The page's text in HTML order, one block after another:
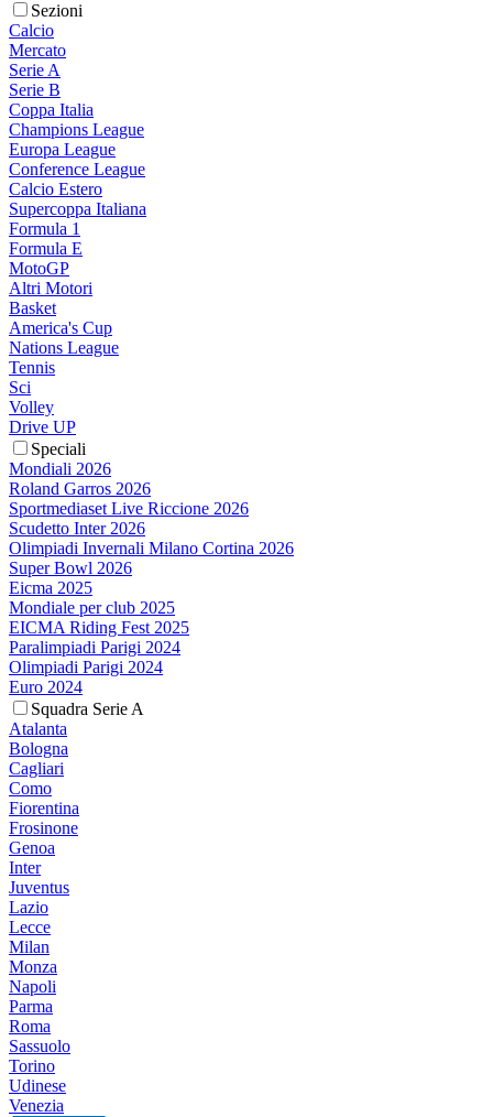
Sezioni
Calcio
Mercato
Serie A
Serie B
Coppa Italia
Champions League
Europa League
Conference League
Calcio Estero
Supercoppa Italiana
Formula 1
Formula E
MotoGP
Altri Motori
Basket
America's Cup
Nations League
Tennis
Sci
Volley
Drive UP
Speciali
Mondiali 2026
Roland Garros 2026
Sportmediaset Live Riccione 2026
Scudetto Inter 2026
Olimpiadi Invernali Milano Cortina 2026
Super Bowl 2026
Eicma 2025
Mondiale per club 2025
EICMA Riding Fest 2025
Paralimpiadi Parigi 2024
Olimpiadi Parigi 2024
Euro 2024
Squadra Serie A
Atalanta
Bologna
Cagliari
Como
Fiorentina
Frosinone
Genoa
Inter
Juventus
Lazio
Lecce
Milan
Monza
Napoli
Parma
Roma
Sassuolo
Torino
Udinese
Venezia